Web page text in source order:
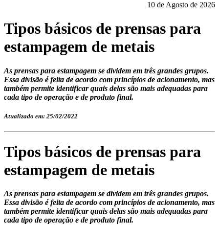
10 de Agosto de 2026
Tipos básicos de prensas para
estampagem de metais
As prensas para estampagem se dividem em três grandes grupos.
Essa divisão é feita de acordo com princípios de acionamento, mas
também permite identificar quais delas são mais adequadas para
cada tipo de operação e de produto final.
Atualizado em: 25/02/2022
Tipos básicos de prensas para
estampagem de metais
As prensas para estampagem se dividem em três grandes grupos.
Essa divisão é feita de acordo com princípios de acionamento, mas
também permite identificar quais delas são mais adequadas para
cada tipo de operação e de produto final.